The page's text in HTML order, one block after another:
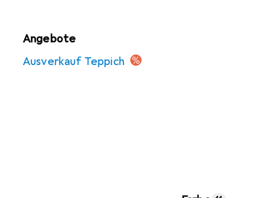
Angebote
Ausverkauf Teppich